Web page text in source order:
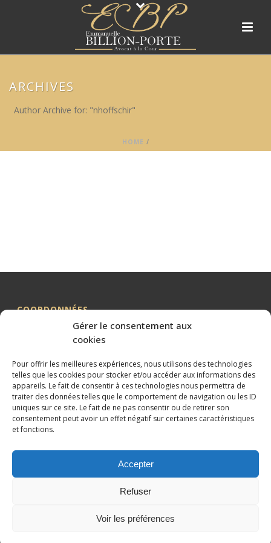
Gérer le consentement aux
cookies
Pour offrir les meilleures expériences, nous utilisons des technologies
telles que les cookies pour stocker et/ou accéder aux informations des
appareils. Le fait de consentir à ces technologies nous permettra de
traiter des données telles que le comportement de navigation ou les ID
uniques sur ce site. Le fait de ne pas consentir ou de retirer son
consentement peut avoir un effet négatif sur certaines caractéristiques
et fonctions.
Accepter
Refuser
Voir les préférences
ARCHIVES
Author Archive for: "nhoffschir"
HOME /
COORDONNÉES
Me BILLION-PORTE
1 Avenue de la Gaillarde
34000 MONTPELLIER
04 99 62 19 01
09 82 63 51 79
Mentions légales